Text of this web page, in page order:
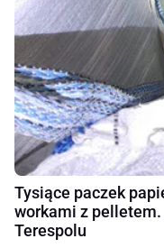
Tysiące paczek
workami z
Terespolu